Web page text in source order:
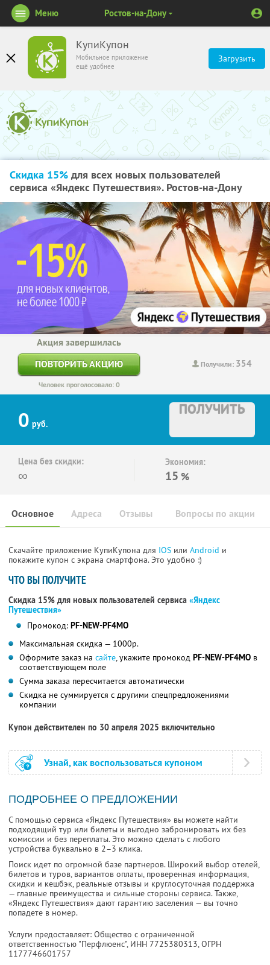
КупиКупон
Мобильное приложение
ещё удобнее
Загрузить
Меню Ростов-на-Дону
Скидка 15% для всех новых пользователей
сервиса «Яндекс Путешествия». Ростов-на-Дону
Получили: 354
Акция завершилась
ПОВТОРИТЬ АКЦИЮ
Человек проголосовало: 0
0 руб.
ПОЛУЧИТЬ
Цена без скидки:
∞
Экономия:
15 %
Основное Отзывы Вопросы по акции
Адреса
Скачайте приложение КупиКупона для IOS или Android и
покажите купон с экрана смартфона. Это удобно :)
ЧТО ВЫ ПОЛУЧИТЕ
Скидка 15% для новых пользователей сервиса «Яндекс
Путешествия»
Промокод: PF-NEW-PF4MO
Максимальная скидка — 1000р.
Оформите заказ на сайте, укажите промокод PF-NEW-PF4MO в
соответствующем поле
Сумма заказа пересчитается автоматически
Скидка не суммируется с другими спецпредложениями
компании
Купон действителен по 30 апреля 2025 включительно
Узнай, как воспользоваться купоном
ПОДРОБНЕЕ О ПРЕДЛОЖЕНИИ
С помощью сервиса «Яндекс Путешествия» вы можете найти
подходящий тур или билеты и выгодно забронировать их без
комиссии и без переплаты. Это можно сделать с любого
устройства буквально в 2–3 клика.
Поиск идет по огромной базе партнеров. Широкий выбор отелей,
билетов и туров, вариантов оплаты, проверенная информация,
скидки и кешбэк, реальные отзывы и круглосуточная поддержка
— главные преимущества и сильные стороны сервиса. Также,
«Яндекс Путешествия» дают гарантию заселения — вы точно
попадете в номер.
Услуги предоставляет: Общество с ограниченной
ответственностью "Перфлюенс", ИНН 7725380313, ОГРН
1177746601757